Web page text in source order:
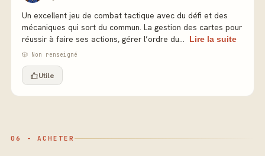
Un excellent jeu de combat tactique avec du défi et des
mécaniques qui sort du commun. La gestion des cartes pour
réussir à faire ses actions, gérer l’ordre du...
Lire la suite
🎲 Non renseigné
Utile
06 - ACHETER